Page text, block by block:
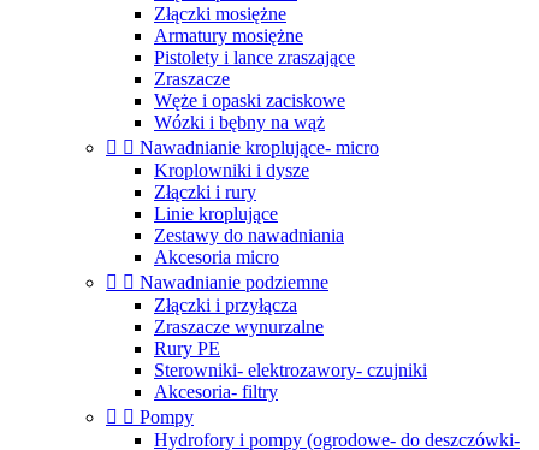
Złączki mosiężne
Armatury mosiężne
Pistolety i lance zraszające
Zraszacze
Węże i opaski zaciskowe
Wózki i bębny na wąż
  Nawadnianie kroplujące- micro
Kroplowniki i dysze
Złączki i rury
Linie kroplujące
Zestawy do nawadniania
Akcesoria micro
  Nawadnianie podziemne
Złączki i przyłącza
Zraszacze wynurzalne
Rury PE
Sterowniki- elektrozawory- czujniki
Akcesoria- filtry
  Pompy
Hydrofory i pompy (ogrodowe- do deszczówki-